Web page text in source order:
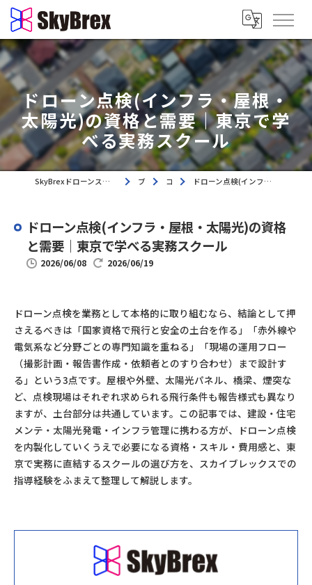
ドローン点検(インフラ・屋根・
太陽光)の資格と需要｜東京で学
べる実務スクール
SkyBrexドローンスクール｜東京都荒川区・都内近隣エリアのドローンスクール ブログ コラム ドローン点検(インフラ・屋根・太陽光)の資格と需要｜東京で学べる実務スクール
ドローン点検(インフラ・屋根・太陽光)の資格
と需要｜東京で学べる実務スクール
2026/06/08 2026/06/19
ドローン点検を業務として本格的に取り組むなら、結論として押
さえるべきは「国家資格で飛行と安全の土台を作る」「赤外線や
電気系など分野ごとの専門知識を重ねる」「現場の運用フロー
（撮影計画・報告書作成・依頼者とのすり合わせ）まで設計す
る」という3点です。屋根や外壁、太陽光パネル、橋梁、煙突な
ど、点検現場はそれぞれ求められる飛行条件も報告様式も異なり
ますが、土台部分は共通しています。この記事では、建設・住宅
メンテ・太陽光発電・インフラ管理に携わる方が、ドローン点検
を内製化していくうえで必要になる資格・スキル・費用感と、東
京で実務に直結するスクールの選び方を、スカイブレックスでの
指導経験をふまえて整理して解説します。